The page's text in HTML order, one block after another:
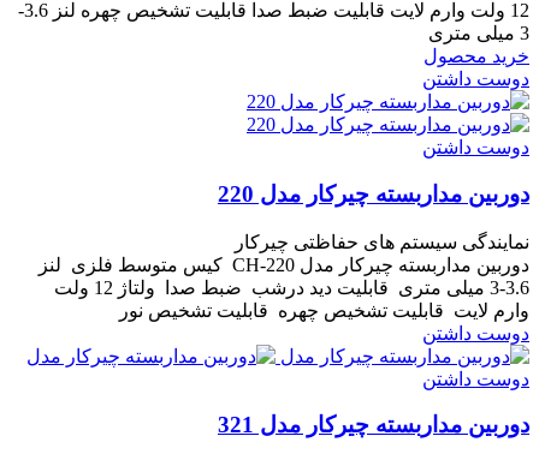
12 ولت وارم لایت قابلیت ضبط صدا قابلیت تشخیص چهره لنز 3.6-
3 میلی متری
خرید محصول
دوست داشتن
دوست داشتن
دوربین مداربسته چیرکار مدل 220
نمایندگی سیستم های حفاظتی چیرکار
دوربین مداربسته چیرکار مدل CH-220 کیس متوسط فلزی لنز
3.6-3 میلی متری قابلیت دید درشب ضبط صدا ولتاژ 12 ولت
وارم لایت قابلیت تشخیص چهره قابلیت تشخیص نور
دوست داشتن
دوست داشتن
دوربین مداربسته چیرکار مدل 321